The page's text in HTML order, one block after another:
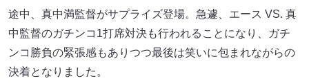
途中、真中満監督がサプライズ登場。急遽、エース VS. 真
中監督のガチンコ1打席対決も行われることになり、ガチ
ンコ勝負の緊張感もありつつ最後は笑いに包まれながらの
決着となりました。